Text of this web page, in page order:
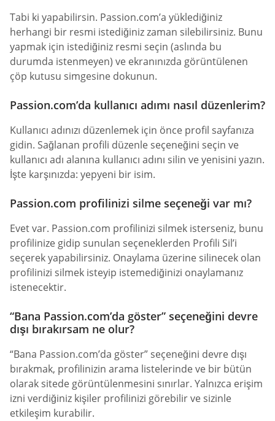
Tabi ki yapabilirsin. Passion.com’a yüklediğiniz
herhangi bir resmi istediğiniz zaman silebilirsiniz. Bunu
yapmak için istediğiniz resmi seçin (aslında bu
durumda istenmeyen) ve ekranınızda görüntülenen
çöp kutusu simgesine dokunun.
Passion.com’da kullanıcı adımı nasıl düzenlerim?
Kullanıcı adınızı düzenlemek için önce profil sayfanıza
gidin. Sağlanan profili düzenle seçeneğini seçin ve
kullanıcı adı alanına kullanıcı adını silin ve yenisini yazın.
İşte karşınızda: yepyeni bir isim.
Passion.com profilinizi silme seçeneği var mı?
Evet var. Passion.com profilinizi silmek isterseniz, bunu
profilinize gidip sunulan seçeneklerden Profili Sil’i
seçerek yapabilirsiniz. Onaylama üzerine silinecek olan
profilinizi silmek isteyip istemediğinizi onaylamanız
istenecektir.
“Bana Passion.com’da göster” seçeneğini devre
dışı bırakırsam ne olur?
“Bana Passion.com’da göster” seçeneğini devre dışı
bırakmak, profilinizin arama listelerinde ve bir bütün
olarak sitede görüntülenmesini sınırlar. Yalnızca erişim
izni verdiğiniz kişiler profilinizi görebilir ve sizinle
etkileşim kurabilir.